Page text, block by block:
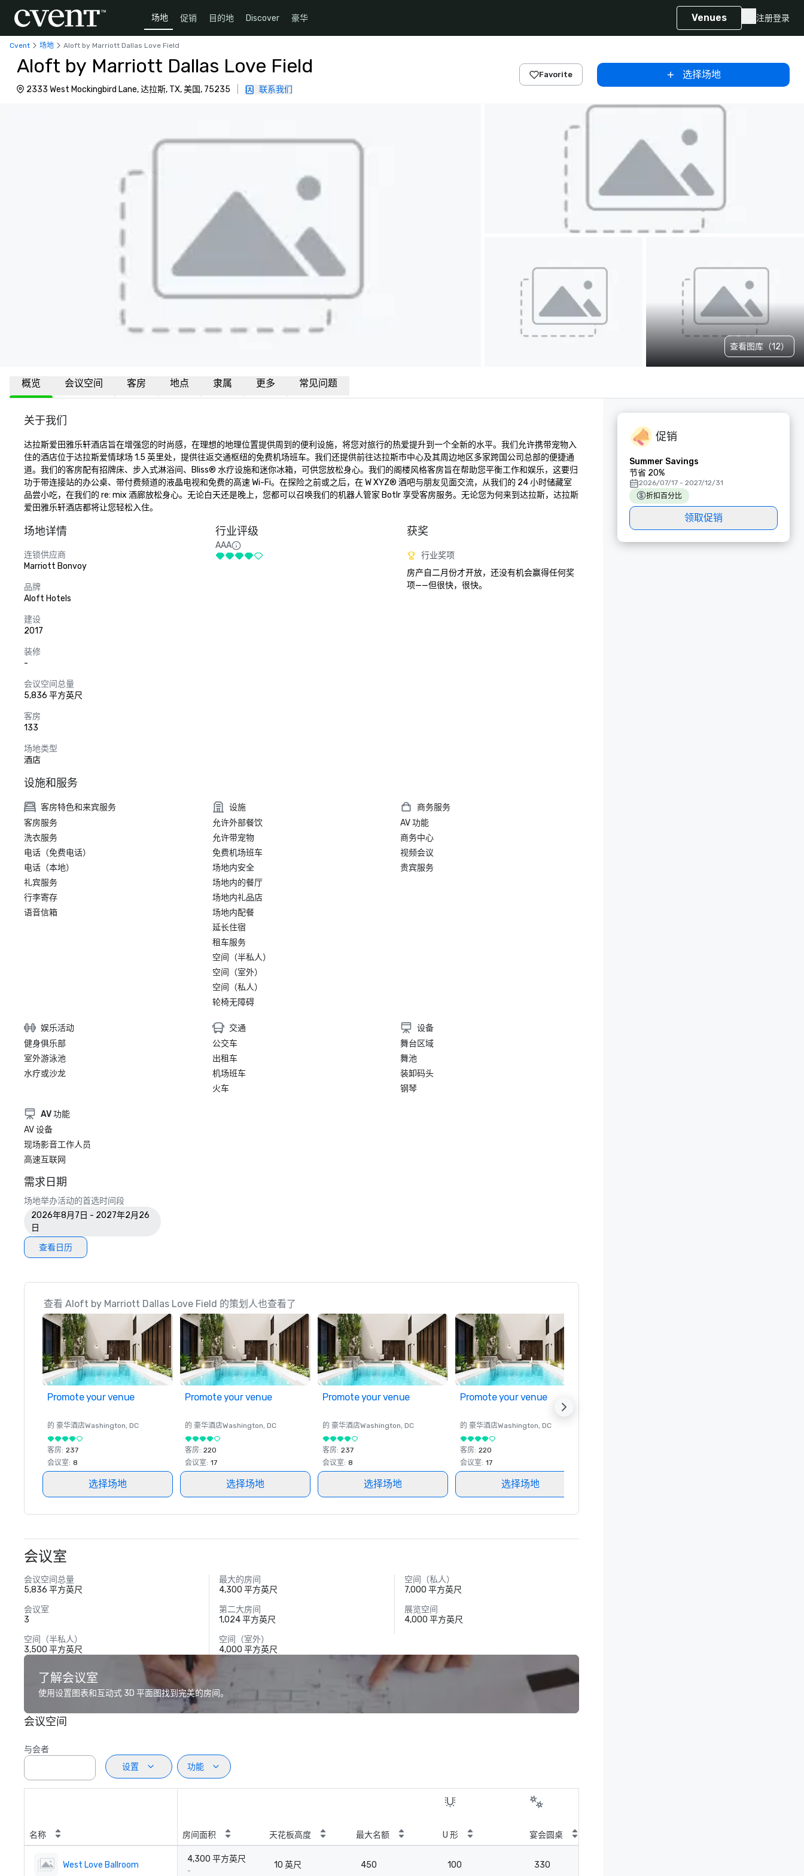
场地 促销 目的地 Discover 豪华 Venues 注册登录
Cvent 场地 Aloft by Marriott Dallas Love Field
Aloft by Marriott Dallas Love Field
2333 West Mockingbird Lane, 达拉斯, TX, 美国, 75235 联系我们
Favorite 选择场地
查看图库（12）
概览 会议空间 客房 地点 隶属 更多 常见问题
关于我们
达拉斯爱田雅乐轩酒店旨在增强您的时尚感，在理想的地理位置提供周到的便利设施，将您对旅行的热爱提升到一个全新的水平。我们允许携带宠物入
住的酒店位于达拉斯爱情球场 1.5 英里处，提供往返交通枢纽的免费机场班车。我们还提供前往达拉斯市中心及其周边地区多家跨国公司总部的便捷通
道。我们的客房配有招牌床、步入式淋浴间、Bliss® 水疗设施和迷你冰箱，可供您放松身心。我们的阁楼风格客房旨在帮助您平衡工作和娱乐，这要归
功于带连接站的办公桌、带付费频道的液晶电视和免费的高速 Wi-Fi。在探险之前或之后，在 W XYZ® 酒吧与朋友见面交流，从我们的 24 小时储藏室
品尝小吃，在我们的 re: mix 酒廊放松身心。无论白天还是晚上，您都可以召唤我们的机器人管家 Botlr 享受客房服务。无论您为何来到达拉斯，达拉斯
爱田雅乐轩酒店都将让您轻松入住。
场地详情
连锁供应商
Marriott Bonvoy
品牌
Aloft Hotels
建设
2017
装修
-
会议空间总量
5,836 平方英尺
客房
133
场地类型
酒店
行业评级
AAA
获奖
行业奖项
房产自二月份才开放，还没有机会赢得任何奖
项——但很快，很快。
设施和服务
客房特色和来宾服务
客房服务
洗衣服务
电话（免费电话）
电话（本地）
礼宾服务
行李寄存
语音信箱
设施
允许外部餐饮
允许带宠物
免费机场班车
场地内安全
场地内的餐厅
场地内礼品店
场地内配餐
延长住宿
租车服务
空间（半私人）
空间（室外）
空间（私人）
轮椅无障碍
商务服务
AV 功能
商务中心
视频会议
贵宾服务
娱乐活动
健身俱乐部
室外游泳池
水疗或沙龙
交通
公交车
出租车
机场班车
火车
设备
舞台区域
舞池
装卸码头
钢琴
AV 功能
AV 设备
现场影音工作人员
高速互联网
需求日期
场地举办活动的首选时间段
2026年8月7日 - 2027年2月26
日
查看日历
查看 Aloft by Marriott Dallas Love Field 的策划人也查看了
Promote your venue
的 豪华酒店Washington, DC
客房: 237
会议室: 8
选择场地
Promote your venue
的 豪华酒店Washington, DC
客房: 220
会议室: 17
选择场地
Promote your venue
的 豪华酒店Washington, DC
客房: 237
会议室: 8
选择场地
Promote your venue
的 豪华酒店Washington, DC
客房: 220
会议室: 17
选择场地
会议室
会议空间总量
5,836 平方英尺
最大的房间
4,300 平方英尺
空间（私人）
7,000 平方英尺
会议室
3
第二大房间
1,024 平方英尺
展览空间
4,000 平方英尺
空间（半私人）
3,500 平方英尺
空间（室外）
4,000 平方英尺
了解会议室
使用设置图表和互动式 3D 平面图找到完美的房间。
会议空间
与会者
设置
功能
名称 房间面积 天花板高度 最大名额 U 形 宴会圆桌
West Love Ballroom
4,300 平方英尺
-
10 英尺 450 100 330
促销
Summer Savings
节省 20%
2026/07/17 - 2027/12/31
折扣百分比
领取促销